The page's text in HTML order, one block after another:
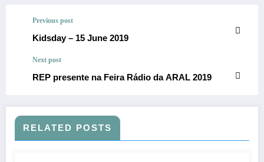
Previous post
Kidsday – 15 June 2019
Next post
REP presente na Feira Rádio da ARAL 2019
RELATED POSTS